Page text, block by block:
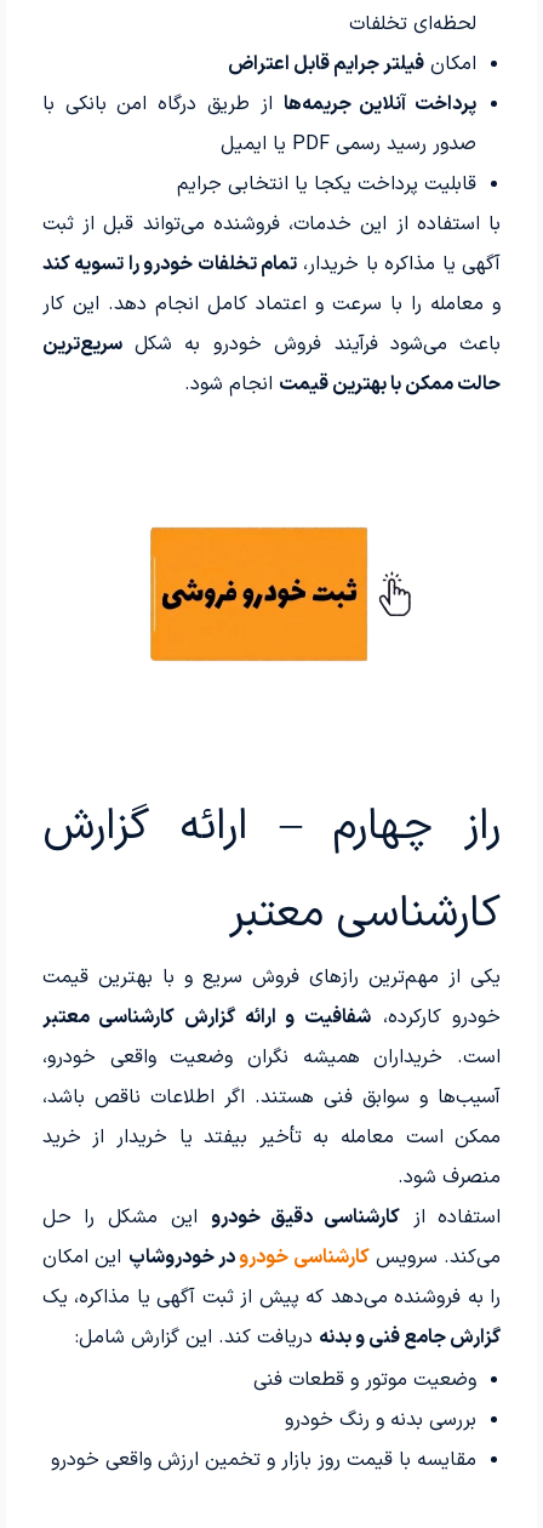
لحظه‌ای تخلفات
امکان فیلتر جرایم قابل اعتراض
پرداخت آنلاین جریمه‌ها از طریق درگاه امن بانکی با
صدور رسید رسمی PDF یا ایمیل
قابلیت پرداخت یکجا یا انتخابی جرایم
با استفاده از این خدمات، فروشنده می‌تواند قبل از ثبت
آگهی یا مذاکره با خریدار، تمام تخلفات خودرو را تسویه کند
و معامله را با سرعت و اعتماد کامل انجام دهد. این کار
باعث می‌شود فرآیند فروش خودرو به شکلسریع‌ترین
حالت ممکن با بهترین قیمت انجام شود.
راز چهارم – ارائه گزارش
کارشناسی معتبر
یکی از مهم‌ترین رازهای فروش سریع و با بهترین قیمت
خودرو کارکرده،شفافیت و ارائه گزارش کارشناسی معتبر
است. خریداران همیشه نگران وضعیت واقعی خودرو،
آسیب‌ها و سوابق فنی هستند. اگر اطلاعات ناقص باشد،
ممکن است معامله به تأخیر بیفتد یا خریدار از خرید
منصرف شود.
استفاده ازکارشناسی دقیق خودرو این مشکل را حل
می‌کند. سرویسکارشناسی خودرودر خودروشاپ این امکان
را به فروشنده می‌دهد که پیش از ثبت آگهی یا مذاکره، یک
گزارش جامع فنی و بدنه دریافت کند. این گزارش شامل:
وضعیت موتور و قطعات فنی
بررسی بدنه و رنگ خودرو
مقایسه با قیمت روز بازار و تخمین ارزش واقعی خودرو